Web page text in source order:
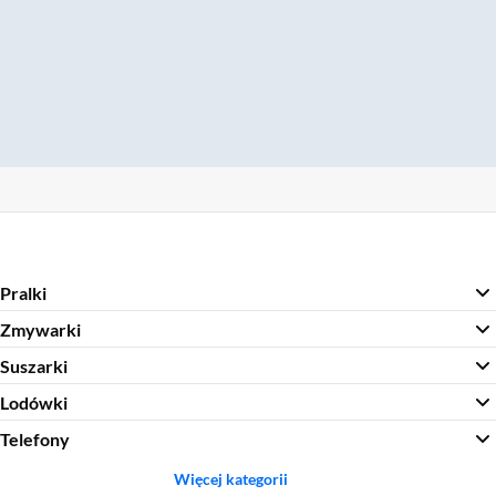
Pralki
Zmywarki
Suszarki
Lodówki
Telefony
Więcej kategorii